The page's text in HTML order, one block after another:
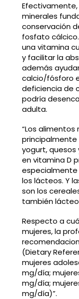
minerales
conservación
fosfato
una vitamina
y facilitar la
además
calcio/fósforo
deficiencia de
podría
adulta.
“Los alimentos
yogurt, quesos
en vitamina D
especialmente
los lácteos. Y
son los
también
Respecto a
mujeres, la
(Dietary
mujeres
mg/día;
mg/día;
mg/día)”.